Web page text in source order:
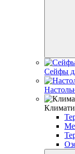
Сейфы